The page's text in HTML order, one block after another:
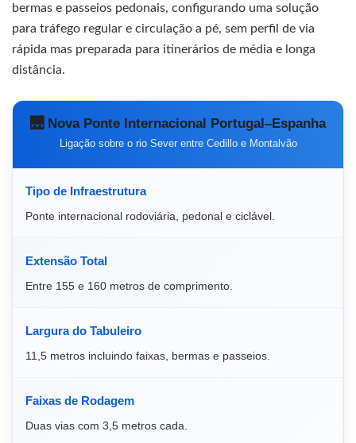
bermas e passeios pedonais, configurando uma solução
para tráfego regular e circulação a pé, sem perfil de via
rápida mas preparada para itinerários de média e longa
distância.
🌉 Nova Ponte Internacional Portugal–Espanha
Ligação sobre o rio Sever entre Cedillo e Montalvão
Tipo de Infraestrutura
Ponte internacional rodoviária, pedonal e ciclável.
Extensão Total
Entre 155 e 160 metros de comprimento.
Largura do Tabuleiro
11,5 metros incluindo faixas, bermas e passeios.
Faixas de Rodagem
Duas vias com 3,5 metros cada.